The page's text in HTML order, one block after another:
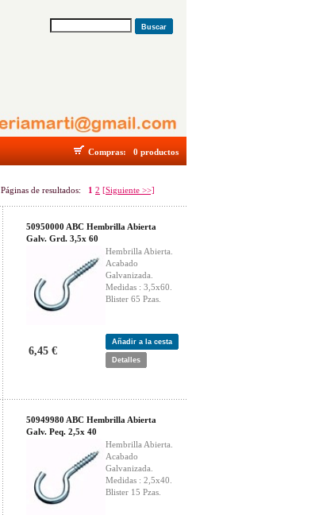
Buscar
Compras: 0 productos
Páginas de resultados: 1 2 [Siguiente >>]
50950000 ABC Hembrilla Abierta
Galv. Grd. 3,5x 60
Hembrilla Abierta.
Acabado
Galvanizada.
Medidas : 3,5x60.
Blister 65 Pzas.
6,45 €
Añadir a la cesta
Detalles
50949980 ABC Hembrilla Abierta
Galv. Peq. 2,5x 40
Hembrilla Abierta.
Acabado
Galvanizada.
Medidas : 2,5x40.
Blister 15 Pzas.